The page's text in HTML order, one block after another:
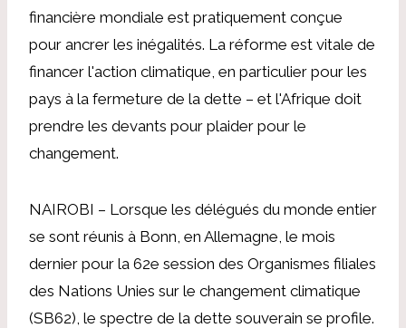
financière mondiale est pratiquement conçue
pour ancrer les inégalités. La réforme est vitale de
financer l'action climatique, en particulier pour les
pays à la fermeture de la dette – et l'Afrique doit
prendre les devants pour plaider pour le
changement.
NAIROBI – Lorsque les délégués du monde entier
se sont réunis à Bonn, en Allemagne, le mois
dernier pour la 62e session des Organismes filiales
des Nations Unies sur le changement climatique
(SB62), le spectre de la dette souverain se profile.